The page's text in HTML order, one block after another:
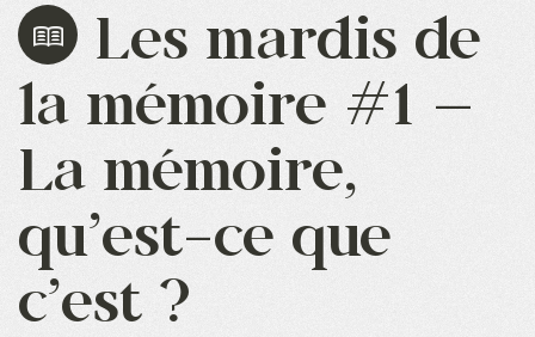
Les mardis de
la mémoire #1 –
La mémoire,
qu’est-ce que
c’est ?